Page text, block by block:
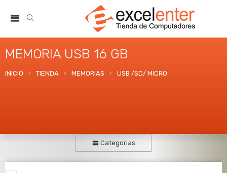
MEMORIA USB 16 GB
INICIO TIENDA MEMORIAS USB /SD/ MICRO
Categorias